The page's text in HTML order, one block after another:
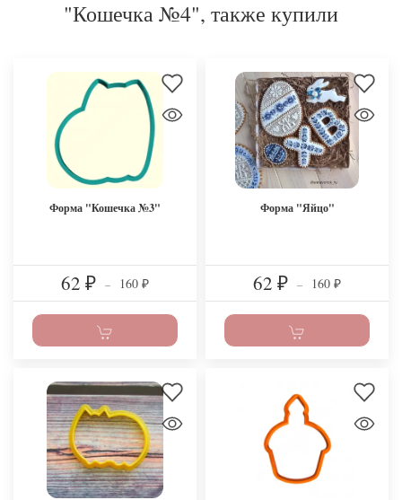
"Кошечка №4", также купили
Форма "Кошечка №3"
62 ₽ – 160 ₽
Форма "Яйцо"
62 ₽ – 160 ₽